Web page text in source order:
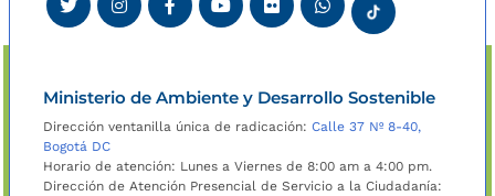
Ministerio de Ambiente y Desarrollo Sostenible
Dirección ventanilla única de radicación: Calle 37 Nº 8-40,
Bogotá DC
Horario de atención: Lunes a Viernes de 8:00 am a 4:00 pm.
Dirección de Atención Presencial de Servicio a la Ciudadanía: